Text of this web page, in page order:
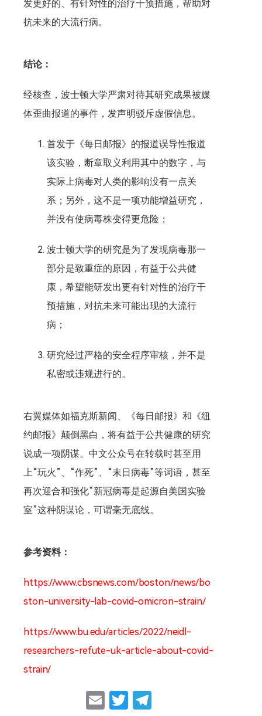
发更好的、有针对性的治疗干预措施，帮助对
抗未来的大流行病。
结论：
经核查，波士顿大学严肃对待其研究成果被媒
体歪曲报道的事件，发声明驳斥虚假信息。
首发于《每日邮报》的报道误导性报道
该实验，断章取义利用其中的数字，与
实际上病毒对人类的影响没有一点关
系；另外，这不是一项功能增益研究，
并没有使病毒株变得更危险；
波士顿大学的研究是为了发现病毒那一
部分是致重症的原因，有益于公共健
康，希望能研发出更有针对性的治疗干
预措施，对抗未来可能出现的大流行
病；
研究经过严格的安全程序审核，并不是
私密或违规进行的。
右翼媒体如福克斯新闻、《每日邮报》和《纽
约邮报》颠倒黑白，将有益于公共健康的研究
说成一项阴谋。中文公众号在转载时甚至用
上“玩火”、“作死”、“末日病毒”等词语，甚至
再次迎合和强化“新冠病毒是起源自美国实验
室”这种阴谋论，可谓毫无底线。
参考资料：
https://www.cbsnews.com/boston/news/bo
ston-university-lab-covid-omicron-strain/
https://www.bu.edu/articles/2022/neidl-
researchers-refute-uk-article-about-covid-
strain/
EmailTwitter
Telegram